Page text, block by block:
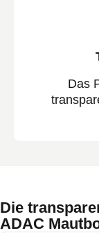
Das
Die
ADAC